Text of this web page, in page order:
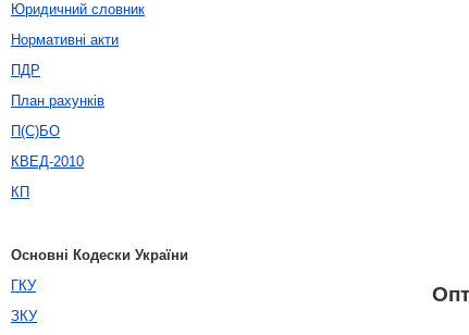
Юридичний словник
Нормативні акти
ПДР
План рахунків
П(С)БО
КВЕД-2010
КП
Основні Кодески України
ГКУ
ЗКУ